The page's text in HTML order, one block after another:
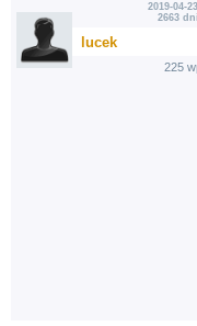
2019-04-
2663
lucek
225